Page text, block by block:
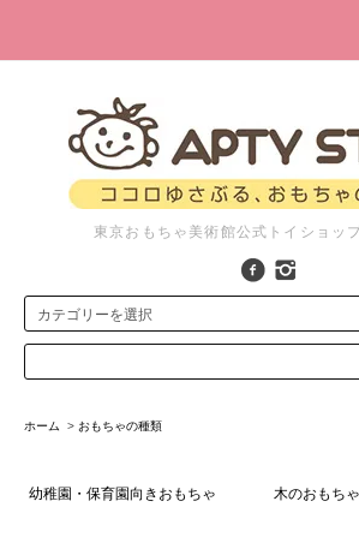
東京おもちゃ美術館公式トイショッ
ホーム > おもちゃの種類
幼稚園・保育園向きおもちゃ 木のおもち